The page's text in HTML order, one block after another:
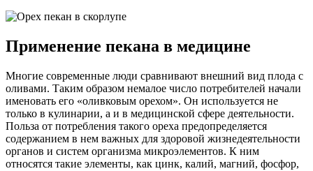
Применение пекана в медицине
Многие современные люди сравнивают внешний вид плода с
оливами. Таким образом немалое число потребителей начали
именовать его «оливковым орехом». Он используется не
только в кулинарии, а и в медицинской сфере деятельности.
Польза от потребления такого ореха предопределяется
содержанием в нем важных для здоровой жизнедеятельности
органов и систем организма микроэлементов. К ним
относятся такие элементы, как цинк, калий, магний, фосфор,